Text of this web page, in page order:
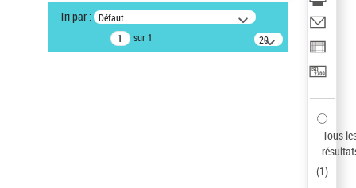
Statut de la notice d’autorité
Notice élémentaire
Type de notice d'autorité
Tri par : Défaut
sur 1
20
résultats/page
Tous
(1)